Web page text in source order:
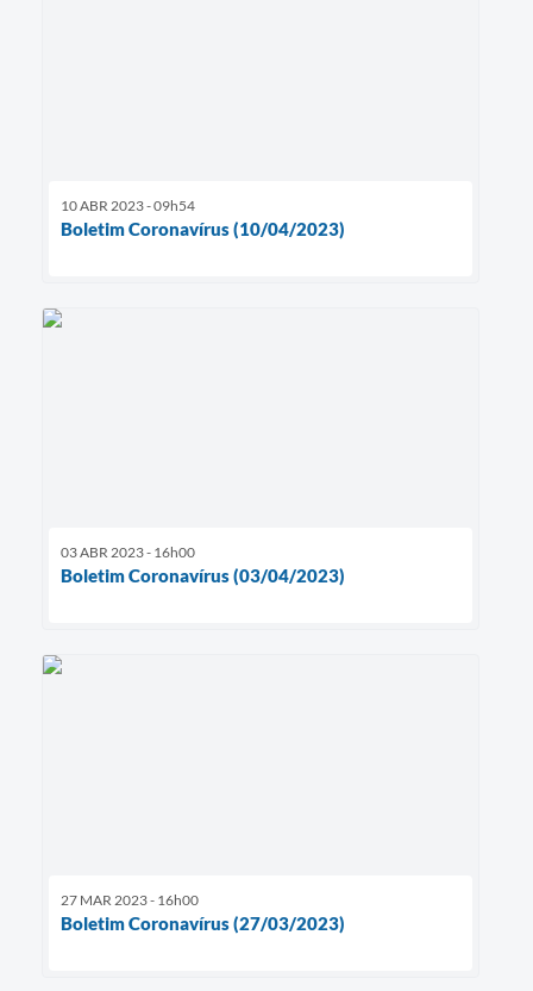
10 ABR 2023 - 09h54
Boletim Coronavírus (10/04/2023)
03 ABR 2023 - 16h00
Boletim Coronavírus (03/04/2023)
27 MAR 2023 - 16h00
Boletim Coronavírus (27/03/2023)